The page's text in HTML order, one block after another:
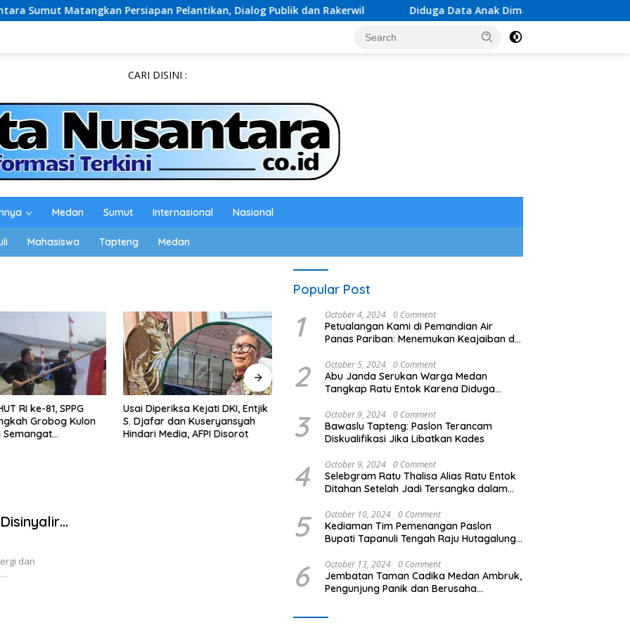
Matangkan Persiapan Pelantikan, Dialog Publik dan Rakerwil Diduga Data Anak Dimasukkan ke Data PAUD Tanpa
CARI DISINI :
Medan Sumut Internasional Nasional
Mahasiswa Tapteng Medan
RI ke-81, SPPG
Grobog Kulon
Semangat
Usai Diperiksa Kejati DKI, Entjik
S. Djafar dan Kuseryansyah
Hindari Media, AFPI Disorot
PW HIMMAH Sumut Minta Rico
Waas Copot Kadis LH Medan
Narkoba! FOMARA Sumut Puji
Kinerja Kepala BNNP Sumut
Bongkar Sabu, Ganja, hingga
dan
Popular Post
1 October 4, 2024 0 Comment
Petualangan Kami di Pemandian Air
Panas Pariban: Menemukan Keajaiban di
2 October 5, 2024 0 Comment
Abu Janda Serukan Warga Medan
Tangkap Ratu Entok Karena Diduga
3 October 9, 2024 0 Comment
Bawaslu Tapteng: Paslon Terancam
Diskualifikasi Jika Libatkan Kades
4 October 9, 2024 0 Comment
Selebgram Ratu Thalisa Alias Ratu Entok
Ditahan Setelah Jadi Tersangka dalam
5 October 10, 2024 0 Comment
Kediaman Tim Pemenangan Paslon
Bupati Tapanuli Tengah Raju Hutagalung
6 October 13, 2024 0 Comment
Jembatan Taman Cadika Medan Ambruk,
Pengunjung Panik dan Berusaha